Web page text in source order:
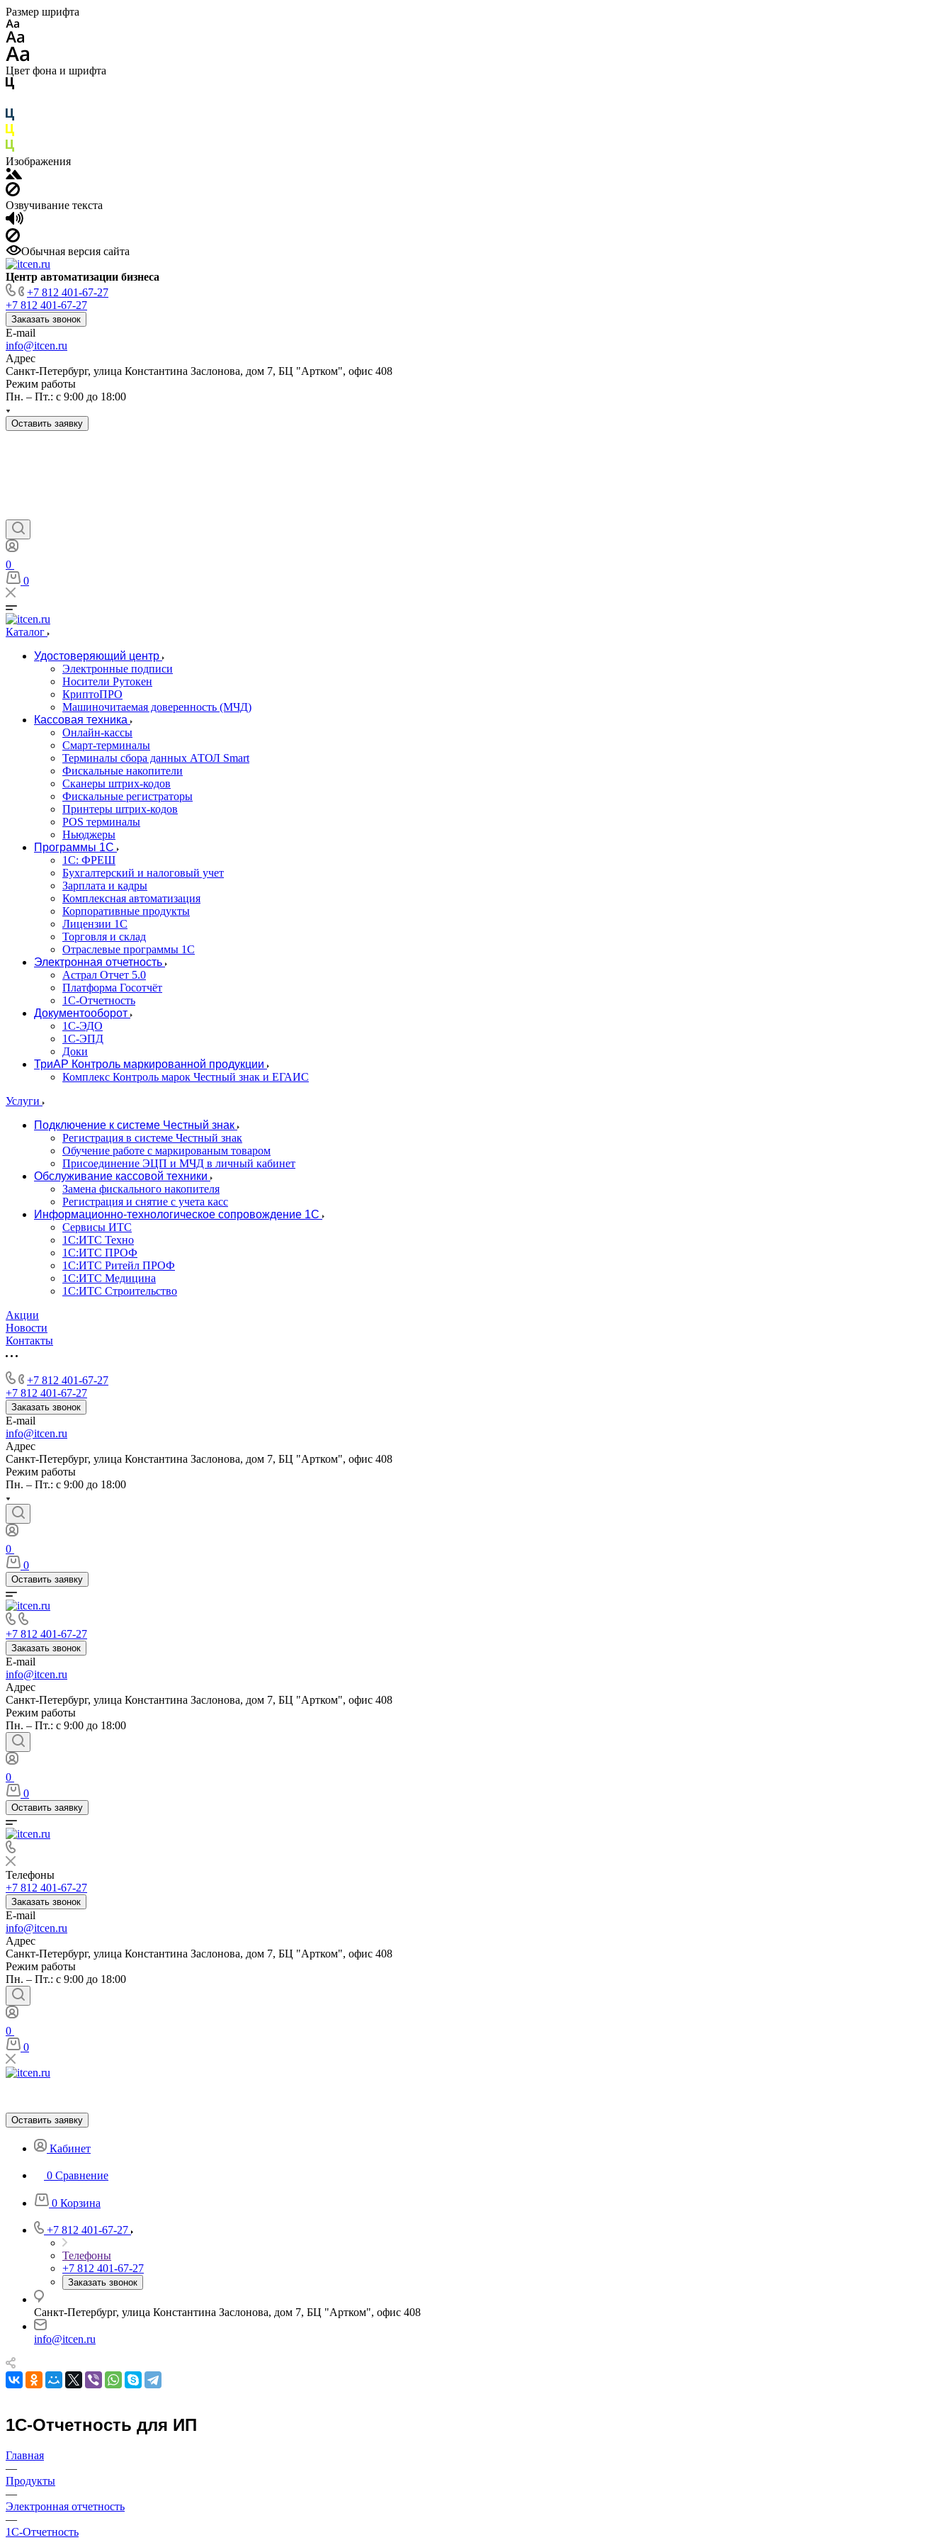
Размер шрифта
Цвет фона и шрифта
Изображения
Озвучивание текста
Обычная версия сайта
Центр автоматизации бизнеса
+7 812 401-67-27
+7 812 401-67-27
Заказать звонок
E-mail
info@itcen.ru
Адрес
Санкт-Петербург, улица Константина Заслонова, дом 7, БЦ "Артком", офис 408
Режим работы
Пн. – Пт.: с 9:00 до 18:00
Оставить заявку
0
0
Каталог
Удостоверяющий центр
Электронные подписи
Носители Рутокен
КриптоПРО
Машиночитаемая доверенность (МЧД)
Кассовая техника
Онлайн-кассы
Смарт-терминалы
Терминалы сбора данных АТОЛ Smart
Фискальные накопители
Сканеры штрих-кодов
Фискальные регистраторы
Принтеры штрих-кодов
POS терминалы
Ньюджеры
Программы 1С
1C: ФРЕШ
Бухгалтерский и налоговый учет
Зарплата и кадры
Комплексная автоматизация
Корпоративные продукты
Лицензии 1С
Торговля и склад
Отраслевые программы 1С
Электронная отчетность
Астрал Отчет 5.0
Платформа Госотчёт
1С-Отчетность
Документооборот
1С-ЭДО
1С-ЭПД
Доки
ТриАР Контроль маркированной продукции
Комплекс Контроль марок Честный знак и ЕГАИС
Услуги
Подключение к системе Честный знак
Регистрация в системе Честный знак
Обучение работе с маркированым товаром
Присоединение ЭЦП и МЧД в личный кабинет
Обслуживание кассовой техники
Замена фискального накопителя
Регистрация и снятие с учета касс
Информационно-технологическое сопровождение 1C
Сервисы ИТС
1С:ИТС Техно
1С:ИТС ПРОФ
1С:ИТС Ритейл ПРОФ
1С:ИТС Медицина
1С:ИТС Строительство
Акции
Новости
Контакты
+7 812 401-67-27
+7 812 401-67-27
Заказать звонок
E-mail
info@itcen.ru
Адрес
Санкт-Петербург, улица Константина Заслонова, дом 7, БЦ "Артком", офис 408
Режим работы
Пн. – Пт.: с 9:00 до 18:00
0
0
Оставить заявку
+7 812 401-67-27
Заказать звонок
E-mail
info@itcen.ru
Адрес
Санкт-Петербург, улица Константина Заслонова, дом 7, БЦ "Артком", офис 408
Режим работы
Пн. – Пт.: с 9:00 до 18:00
0
0
Оставить заявку
Телефоны
+7 812 401-67-27
Заказать звонок
E-mail
info@itcen.ru
Адрес
Санкт-Петербург, улица Константина Заслонова, дом 7, БЦ "Артком", офис 408
Режим работы
Пн. – Пт.: с 9:00 до 18:00
0
0
Оставить заявку
Кабинет
0 Сравнение
0 Корзина
+7 812 401-67-27
Телефоны
+7 812 401-67-27
Заказать звонок
Санкт-Петербург, улица Константина Заслонова, дом 7, БЦ "Артком", офис 408
info@itcen.ru
1С-Отчетность для ИП
Главная
—
Продукты
—
Электронная отчетность
—
1С-Отчетность